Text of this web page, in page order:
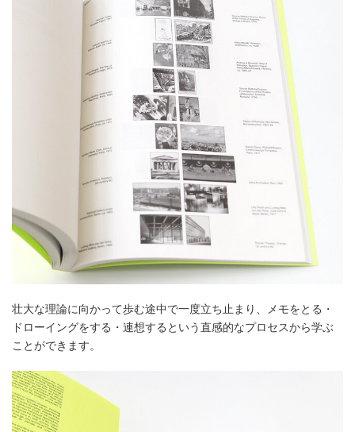
壮大な理論に向かって歩む途中で一度立ち止まり、メモをとる・
ドローイングをする・連想するという直感的なプロセスから学ぶ
ことができます。